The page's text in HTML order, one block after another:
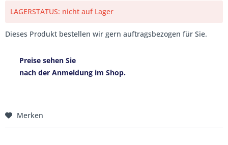
LAGERSTATUS: nicht auf Lager
Dieses Produkt bestellen wir gern auftragsbezogen für Sie.
Preise sehen Sie
nach der Anmeldung im Shop.
Merken